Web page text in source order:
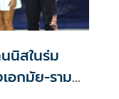
อกมัย-ราม